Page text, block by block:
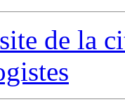
de la